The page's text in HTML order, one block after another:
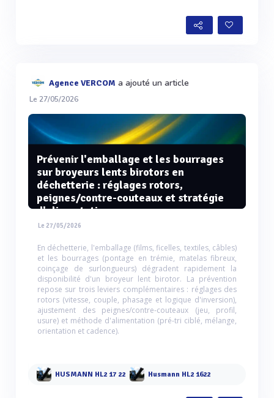
Agence VERCOM a ajouté un article
Le 27/05/2026
Prévenir l'emballage et les bourrages
sur broyeurs lents birotors en
déchetterie : réglages rotors,
peignes/contre-couteaux et stratégie
d'alimentation
Le 27/05/2026
En déchetterie, l'emballage (films, ficelles, textiles, câbles)
et les bourrages (pontage en trémie, matelas fibreux,
coinçage de surlongueurs) dégradent rapidement la
disponibilité d'un broyeur lent birotor. La prévention
repose sur trois leviers complémentaires : réglages des
rotors (vitesse, couple, phasage et logique d'inversion),
ajustement des peignes/contre-couteaux (jeu, profil,
usure) et méthode d'alimentation (pré-tri ciblé, mélange,
orientation et cadence).
HUSMANN HL2 17 22 Husmann HL2 1622